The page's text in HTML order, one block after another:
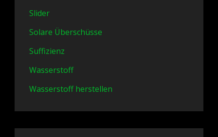
Slider
Solare Überschüsse
Suffizienz
Wasserstoff
Wasserstoff herstellen